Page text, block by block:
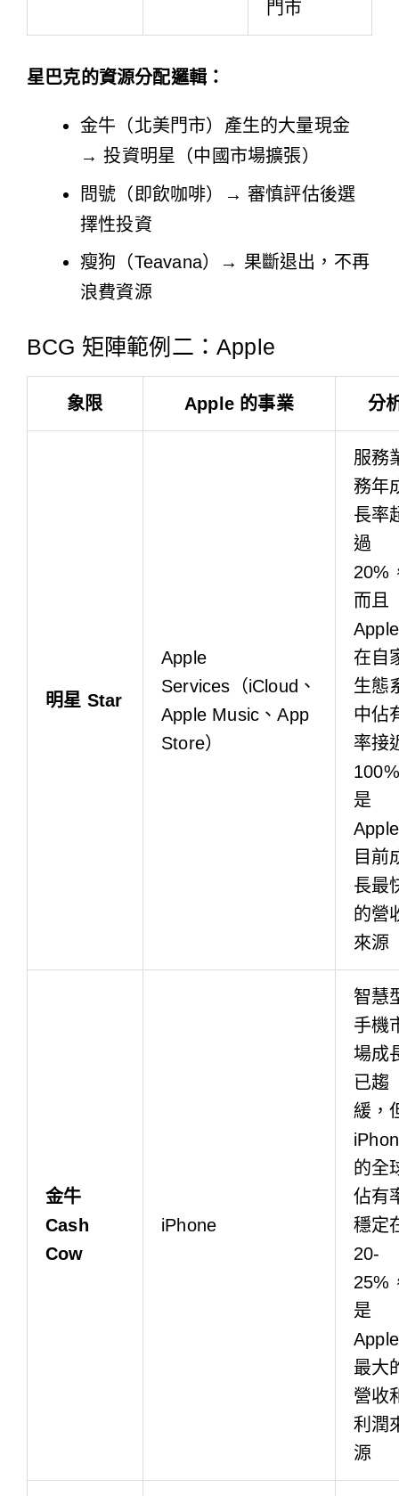
門市
星巴克的資源分配邏輯：
金牛（北美門市）產生的大量現金
→ 投資明星（中國市場擴張）
問號（即飲咖啡）→ 審慎評估後選
擇性投資
瘦狗（Teavana）→ 果斷退出，不再
浪費資源
BCG 矩陣範例二：Apple
象限 Apple 的事業 分
明星 Star
Apple
Services（iCloud、
Apple Music、App
Store）
服務
務年
長率
過
20%
而且
Apple
在自
生態
中佔
率接
是
Apple
目前
長最
的營
來源
金牛
Cash
Cow
iPhone
智慧
手機
場成
已趨
緩，
的全
佔有
穩定
20-
25%
是
Apple
最大
營收
利潤
源